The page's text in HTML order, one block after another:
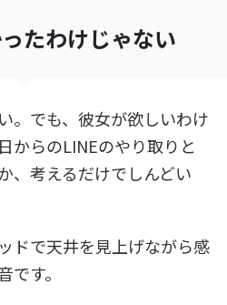
たわけじゃない
。でも、彼女が欲しいわけ
からのLINEのやり取りと
、考えるだけでしんどい
ドで天井を見上げながら感
です。